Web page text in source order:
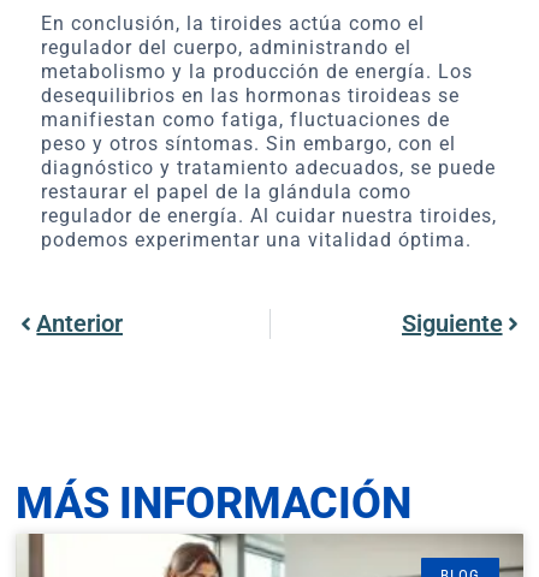
En conclusión, la tiroides actúa como el
regulador del cuerpo, administrando el
metabolismo y la producción de energía. Los
desequilibrios en las hormonas tiroideas se
manifiestan como fatiga, fluctuaciones de
peso y otros síntomas. Sin embargo, con el
diagnóstico y tratamiento adecuados, se puede
restaurar el papel de la glándula como
regulador de energía. Al cuidar nuestra tiroides,
podemos experimentar una vitalidad óptima.
Anterior Siguiente
MÁS INFORMACIÓN